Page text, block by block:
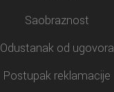
Saobraznost
Odustanak od ugovora
Postupak reklamacije